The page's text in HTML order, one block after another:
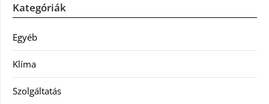
Kategóriák
Egyéb
Klíma
Szolgáltatás